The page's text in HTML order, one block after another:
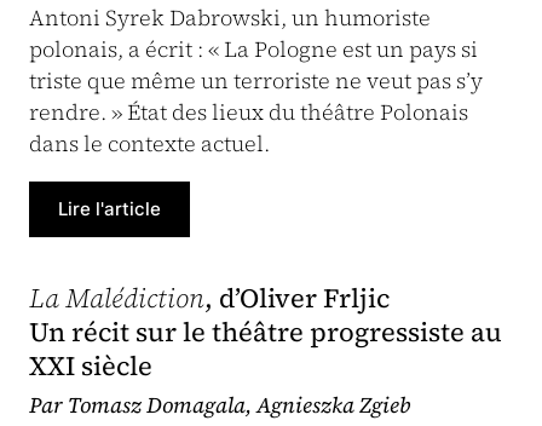
Antoni Syrek Dabrowski, un humoriste
polonais, a écrit : « La Pologne est un pays si
triste que même un terroriste ne veut pas s’y
rendre. » État des lieux du théâtre Polonais
dans le contexte actuel.
Lire l'article
La Malédiction, d’Oliver Frljic
Un récit sur le théâtre progressiste au
XXI siècle
Par Tomasz Domagala, Agnieszka Zgieb